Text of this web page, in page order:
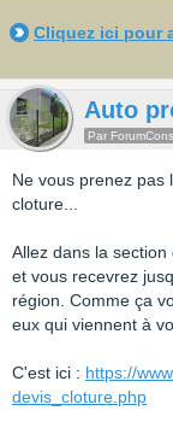
Cliquez ici pour
Auto
Par
Ne vous prenez pas
cloture...
Allez dans la
et vous recevrez
région. Comme ça
eux qui viennent à
C'est ici : https://
devis_cloture.php